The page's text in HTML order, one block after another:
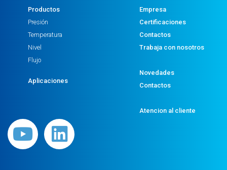
Productos
Presión
Temperatura
Nivel
Flujo
Aplicaciones
Empresa
Certificaciones
Contactos
Trabaja con nosotros
Novedades
Contactos
Atencion al cliente